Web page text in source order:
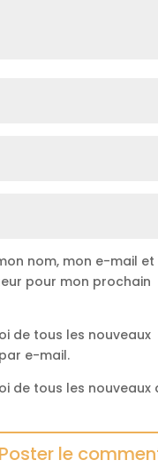
nom, mon e-mail
pour mon prochain
de tous les nouveaux
e-mail.
de tous les nouveaux